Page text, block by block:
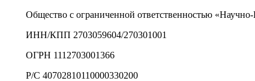
Общество с ограниченной ответственностью
ИНН/КПП 2703059604/270301001
ОГРН 1112703001366
Р/С 40702810110000330200